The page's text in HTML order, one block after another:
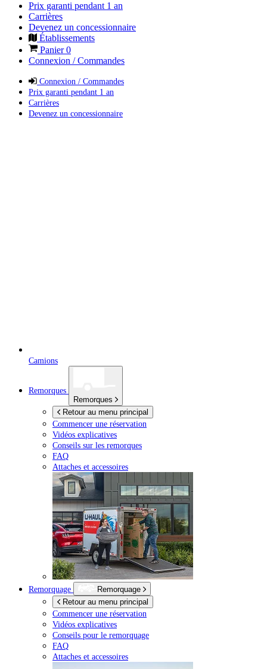
Prix garanti pendant 1 an
Carrières
Devenez un concessionnaire
Établissements
Panier0
Connexion / Commandes
Connexion / Commandes
Prix garanti pendant 1 an
Carrières
Devenez un concessionnaire
Camions
Remorques
Remorques
Retour au menu principal
Commencer une réservation
Vidéos explicatives
Conseils sur les remorques
FAQ
Attaches et accessoires
Remorquage
Remorquage
Retour au menu principal
Commencer une réservation
Vidéos explicatives
Conseils pour le remorquage
FAQ
Attaches et accessoires